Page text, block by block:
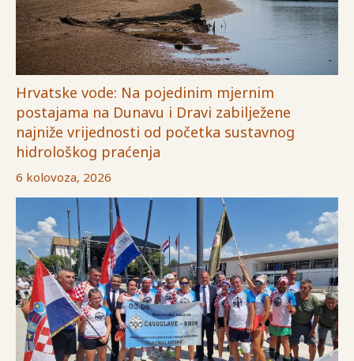
Hrvatske vode: Na pojedinim mjernim
postajama na Dunavu i Dravi zabilježene
najniže vrijednosti od početka sustavnog
hidrološkog praćenja
6 kolovoza, 2026